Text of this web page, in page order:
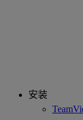
安装